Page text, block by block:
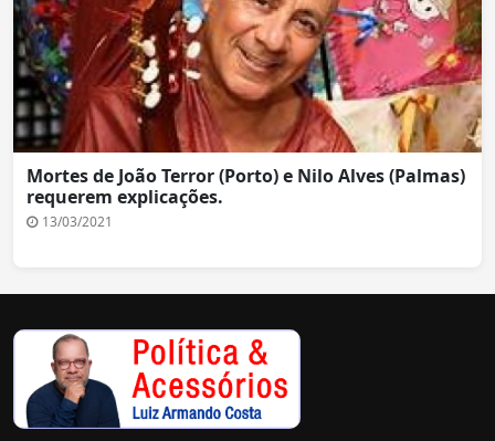
Mortes de João Terror (Porto) e Nilo Alves (Palmas)
requerem explicações.
13/03/2021